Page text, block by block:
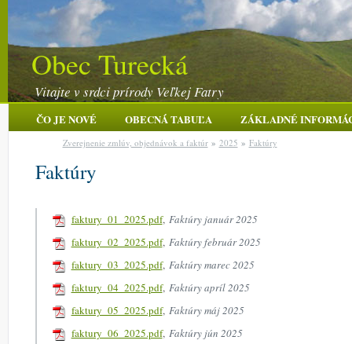
Obec Turecká
Vitajte v srdci prírody Veľkej Fatry
ČO JE NOVÉ OBECNÁ TABUĽA ZÁKLADNÉ
Faktúry
Zverejnenie zmlúv, objednávok a faktúr» 2025 » Faktúry
faktury_01_2025.pdf, Faktúry január 2025
faktury_02_2025.pdf, Faktúry február 2025
faktury_03_2025.pdf, Faktúry marec 2025
faktury_04_2025.pdf, Faktúry apríl 2025
faktury_05_2025.pdf, Faktúry máj 2025
faktury_06_2025.pdf, Faktúry jún 2025